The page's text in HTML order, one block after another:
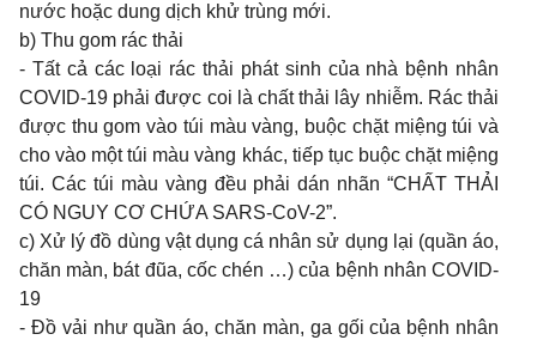
nước hoặc dung dịch khử trùng mới.
b) Thu gom rác thải
- Tất cả các loại rác thải phát sinh của nhà bệnh nhân
COVID-19 phải được coi là chất thải lây nhiễm. Rác thải
được thu gom vào túi màu vàng, buộc chặt miệng túi và
cho vào một túi màu vàng khác, tiếp tục buộc chặt miệng
túi. Các túi màu vàng đều phải dán nhãn “CHẤT THẢI
CÓ NGUY CƠ CHỨA SARS-CoV-2”.
c) Xử lý đồ dùng vật dụng cá nhân sử dụng lại (quần áo,
chăn màn, bát đũa, cốc chén …) của bệnh nhân COVID-
19
- Đồ vải như quần áo, chăn màn, ga gối của bệnh nhân